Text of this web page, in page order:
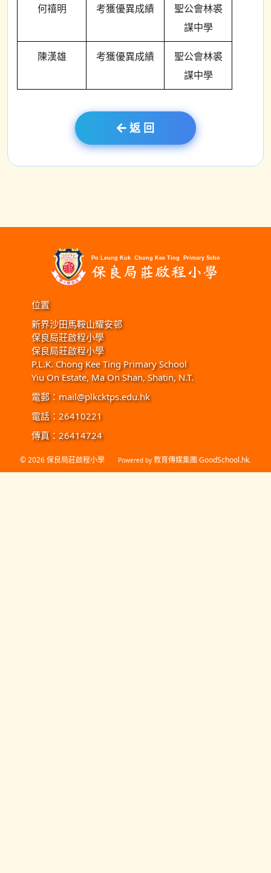
何禧明 考獲優異成績
聖公會林裘
謀中學
陳漢雄 考獲優異成績
聖公會林裘
謀中學
返 回
位置
新界沙田馬鞍山耀安邨
保良局莊啟程小學
保良局莊啟程小學
P.L.K. Chong Kee Ting Primary School
Yiu On Estate, Ma On Shan, Shatin, N.T.
電郵： mail@plkcktps.edu.hk
電話：26410221
傳真：26414724
© 2026保良局莊啟程小學 Powered by 教育傳媒集團‧GoodSchool.hk.